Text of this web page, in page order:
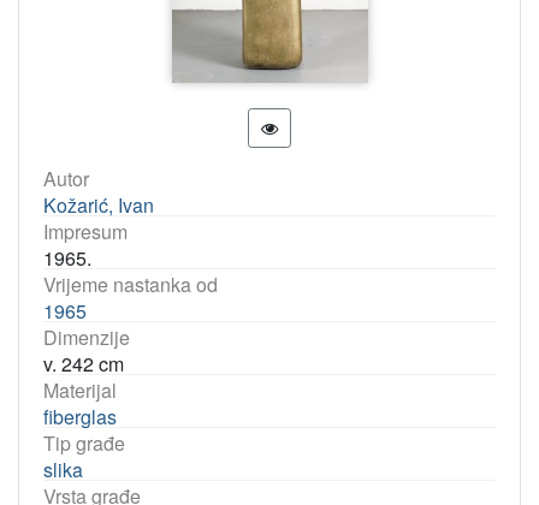
Autor
Kožarić, Ivan
Impresum
1965.
Vrijeme nastanka od
1965
Dimenzije
v. 242 cm
Materijal
fiberglas
Tip građe
slika
Vrsta građe